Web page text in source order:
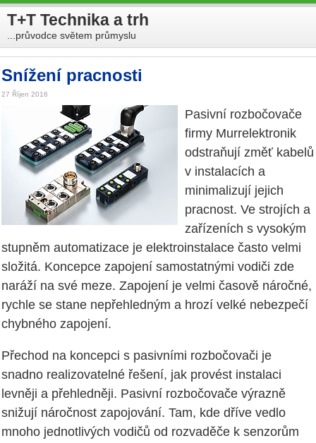
T+T Technika a trh
...průvodce světem průmyslu
Snížení pracnosti
27 Říjen 2016
Pasivní rozbočovače
firmy Murrelektronik
odstraňují změť kabelů
v instalacích a
minimalizují jejich
pracnost. Ve strojích a
zařízeních s vysokým
stupněm automatizace je elektroinstalace často velmi
složitá. Koncepce zapojení samostatnými vodiči zde
naráží na své meze. Zapojení je velmi časově náročné,
rychle se stane nepřehledným a hrozí velké nebezpečí
chybného zapojení.
Přechod na koncepci s pasivními rozbočovači je
snadno realizovatelné řešení, jak provést instalaci
levněji a přehledněji. Pasivní rozbočovače výrazně
snižují náročnost zapojování. Tam, kde dříve vedlo
mnoho jednotlivých vodičů od rozvaděče k senzorům